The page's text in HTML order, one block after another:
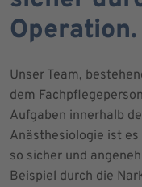
Operation.
Unser Team,
dem
Aufgaben innerhalb
Anästhesiologie ist
so sicher und
Beispiel durch die